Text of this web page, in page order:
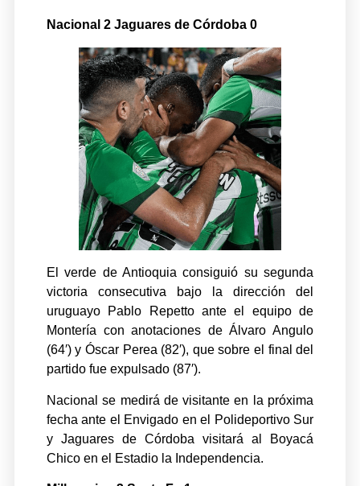
Nacional 2 Jaguares de Córdoba 0
El verde de Antioquia consiguió su segunda
victoria consecutiva bajo la dirección del
uruguayo Pablo Repetto ante el equipo de
Montería con anotaciones de Álvaro Angulo
(64′) y Óscar Perea (82′), que sobre el final del
partido fue expulsado (87′).
Nacional se medirá de visitante en la próxima
fecha ante el Envigado en el Polideportivo Sur
y Jaguares de Córdoba visitará al Boyacá
Chico en el Estadio la Independencia.